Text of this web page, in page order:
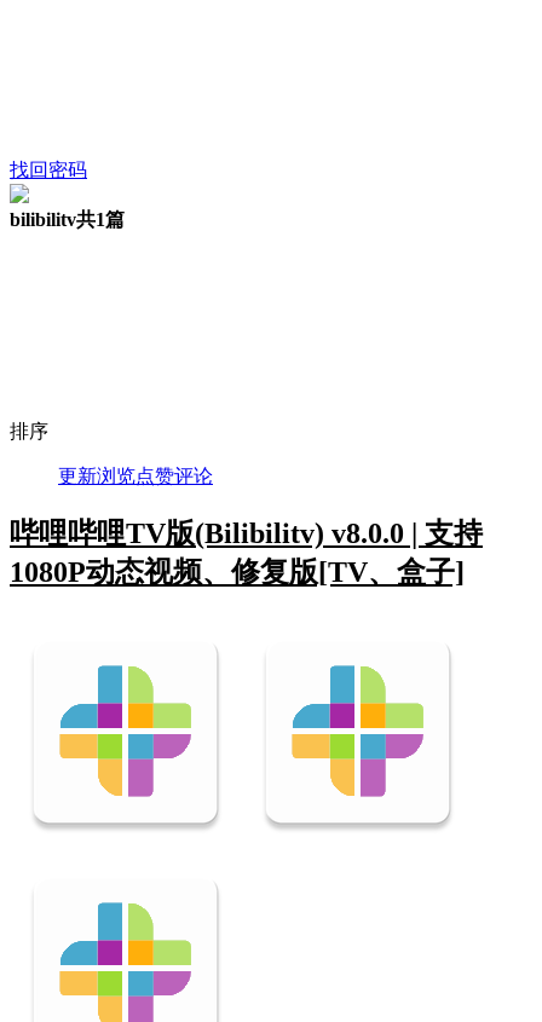
找回密码
bilibilitv共1篇
排序
更新浏览点赞评论
哔哩哔哩TV版(Bilibilitv) v8.0.0 | 支持
1080P动态视频、修复版[TV、盒子]